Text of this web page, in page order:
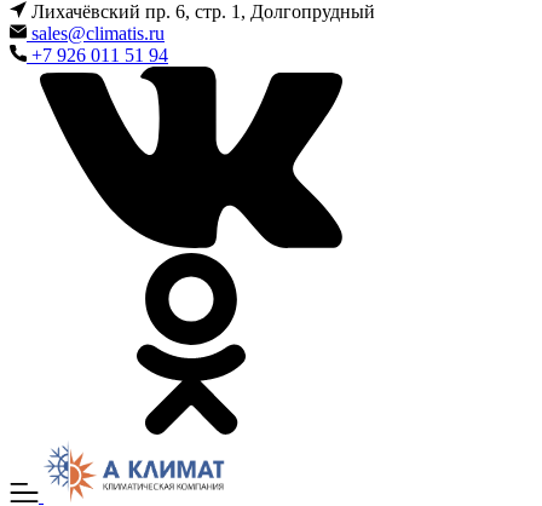
Лихачёвский пр. 6, стр. 1, Долгопрудный
sales@climatis.ru
+7 926 011 51 94